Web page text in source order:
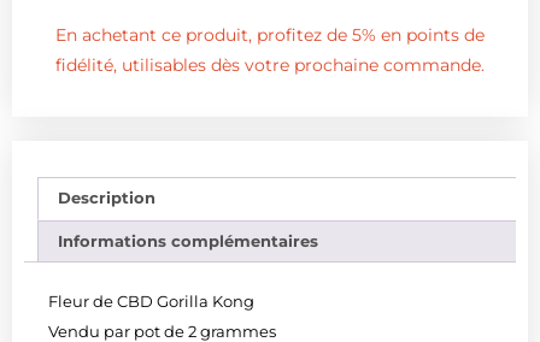
En achetant ce produit, profitez de 5% en points de
fidélité, utilisables dès votre prochaine commande.
Description
Informations complémentaires
Fleur de CBD Gorilla Kong
Vendu par pot de 2 grammes